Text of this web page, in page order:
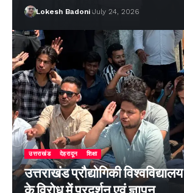
Lokesh Badoni July 24, 2026
उत्तराखंड देहरादून शिक्षा
उत्तराखंड प्रौद्योगिकी